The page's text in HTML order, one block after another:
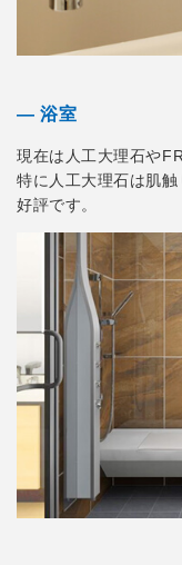
― 浴室
現在は人工大理石や
特に人工大理石は肌
好評です。